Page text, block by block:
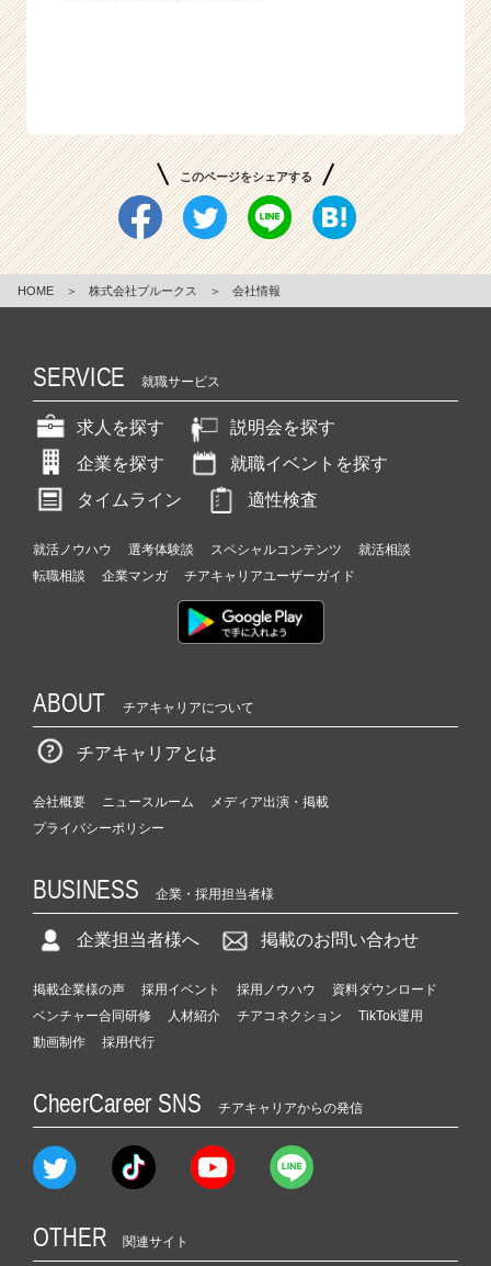
このページをシェアする
HOME ＞ 株式会社プルークス ＞ 会社情報
SERVICE 就職サービス
求人を探す
説明会を探す
企業を探す
就職イベントを探す
タイムライン
適性検査
就活ノウハウ 選考体験談 スペシャルコンテンツ
就活相談
転職相談
企業マンガ チアキャリアユーザーガイド
ABOUT チアキャリアについて
チアキャリアとは
会社概要 ニュースルーム
メディア出演・掲載
プライバシーポリシー
BUSINESS 企業・採用担当者様
企業担当者様へ 掲載のお問い合わせ
掲載企業様の声 採用イベント 採用ノウハウ
資料ダウンロード
ベンチャー合同研修
人材紹介 チアコネクション
TikTok運用
動画制作
採用代行
CheerCareer SNS チアキャリアからの発信
OTHER 関連サイト